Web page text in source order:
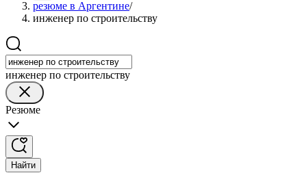
резюме в Аргентине/
инженер по строительству
инженер по строительству
Резюме
Найти